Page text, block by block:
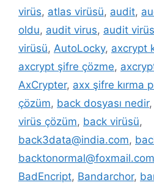
virüs, atlas virüsü, audit,
oldu, audit virus, audit
virüsü, AutoLocky, axcrypt
axcrypt şifre çözme,
AxCrypter, axx şifre kırma
çözüm, back dosyası nedir,
virüs çözüm, back virüsü,
back3data@india.com,
backtonormal@foxmail.com
BadEncript, Bandarchor,